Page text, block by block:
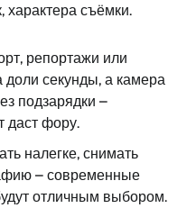
характера съёмки.
репортажи или
доли секунды, а камера
подзарядки –
даст фору.
налегке, снимать
– современные
отличным выбором.